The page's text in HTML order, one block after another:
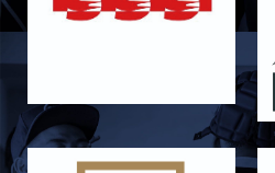
2026/06/21
STAFF blog
STAFF blog
2026/06/16
STAFF blog
6月14日 島津製作所